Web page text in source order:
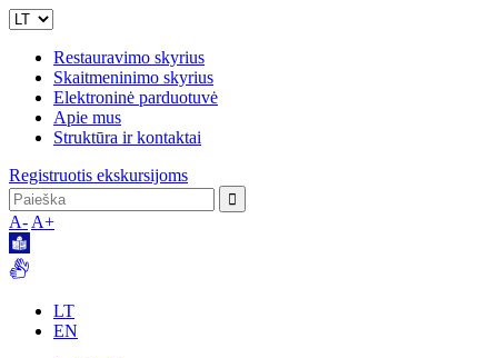
Restauravimo skyrius
Skaitmeninimo skyrius
Elektroninė parduotuvė
Apie mus
Struktūra ir kontaktai
Registruotis ekskursijoms
A- A+
LT
EN